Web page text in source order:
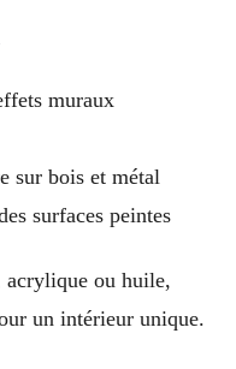
muraux
sur bois et métal
surfaces peintes
acrylique ou huile,
un intérieur unique.